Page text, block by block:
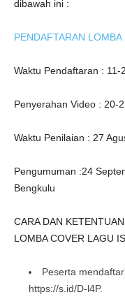
dibawah ini :
PENDAFTARAN
Waktu Pendaftaran : 11-
Penyerahan Video : 20-
Waktu Penilaian : 27
Pengumuman :24
Bengkulu
CARA DAN
LOMBA COVER LAGU
Peserta
https://s.id/D-l4P.